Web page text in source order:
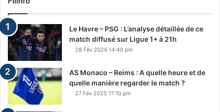
Le Havre – PSG : L’analyse détaillée de ce
match diffusé sur Ligue 1+ à 21h
28 Fév 2026 14:40 pm
AS Monaco – Reims : A quelle heure et de
quelle manière regarder le match ?
27 Fév 2025 17:10 pm